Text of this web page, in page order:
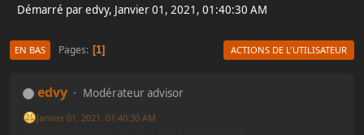
Démarré par edvy, Janvier 01, 2021, 01:40:30 AM
EN BAS Pages 1 ACTIONS DE L'UTILISATEUR
edvy Modérateur advisor
Janvier 01, 2021, 01:40:30 AM